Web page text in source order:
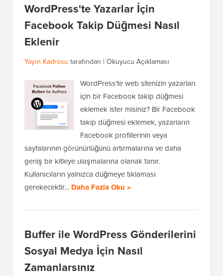
WordPress'te Yazarlar İçin
Facebook Takip Düğmesi Nasıl
Eklenir
Yayın Kadrosu tarafından | Okuyucu Açıklaması
WordPress'te web sitenizin yazarları
için bir Facebook takip düğmesi
eklemek ister misiniz? Bir Facebook
takip düğmesi eklemek, yazarların
Facebook profillerinin veya
sayfalarının görünürlüğünü artırmalarına ve daha
geniş bir kitleye ulaşmalarına olanak tanır.
Kullanıcıların yalnızca düğmeye tıklaması
gerekecektir… Daha Fazla Oku »
Buffer ile WordPress Gönderilerini
Sosyal Medya İçin Nasıl
Zamanlarsınız